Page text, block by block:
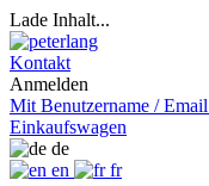
Lade Inhalt...
Kontakt
Anmelden
Mit Benutzername / Email
Einkaufswagen
de
en
fr